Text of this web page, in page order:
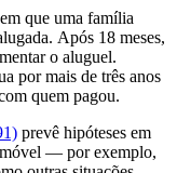
que uma família
Após 18 meses,
o aluguel.
por mais de três anos
quem pagou.
prevê hipóteses em
— por exemplo,